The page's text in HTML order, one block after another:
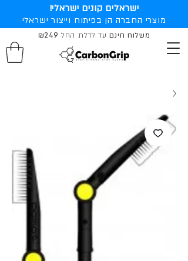
משלוח חינםעד לדלת החל ₪249
מוצרי החברה הן בפיתוח וייצור ישראלי
ישראלים קונים ישראלי!